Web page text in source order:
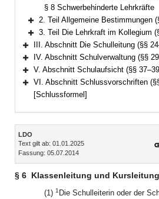
§ 8 Schwerbehinderte Lehrkräfte
Bereich erweitern
2. Teil Allgemeine Bestimmungen
Bereich erweitern
3. Teil Die Lehrkraft im Kollegium
Bereich erweitern
III. Abschnitt Die Schulleitung (§§
Bereich erweitern
IV. Abschnitt Schulverwaltung (§§
Bereich erweitern
V. Abschnitt Schulaufsicht (§§
Bereich erweitern
VI. Abschnitt Schlussvorschriften
[Schlussformel]
Inhalt
LDO
Text gilt ab: 01.01.2025
Fassung: 05.07.2014
§ 6 Klassenleitung und Kursleitung
(1) 1 Die Schulleiterin oder der